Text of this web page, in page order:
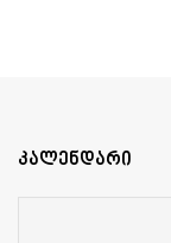
კალენდარი